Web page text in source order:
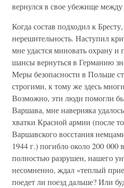
вернулся в свое убежище
Когда состав подходил к
нерешительность. Наступил
мне удастся миновать охрану
шансы вернуться в Германию
Меры безопасности в Польше
строгими, к тому же здесь
Возможно, эти люди помогли
Варшава, мне наверняка
хватки Красной армии (после
Варшавского восстания
1944 г.) погибло около 200 000
полностью разрушен, нашего
несомненно, ждал «теплый
поедет ли поезд дальше? Или